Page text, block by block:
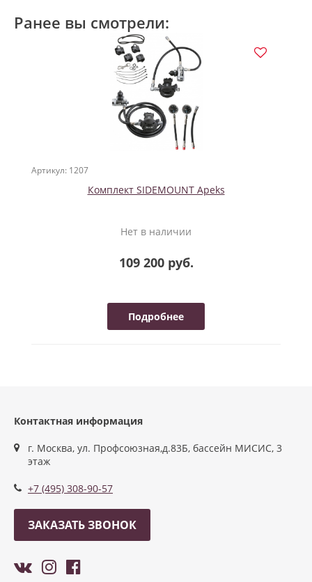
Ранее вы смотрели:
Артикул: 1207
Комплект SIDEMOUNT Apeks
Нет в наличии
109 200 руб.
Подробнее
Контактная информация
г. Москва, ул. Профсоюзная,д.83Б, бассейн МИСИС, 3
этаж
+7 (495) 308-90-57
ЗАКАЗАТЬ ЗВОНОК